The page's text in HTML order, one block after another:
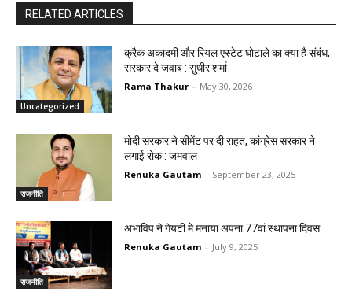
RELATED ARTICLES
Uncategorized
क्रैक अकादमी और रियल एस्टेट घोटाले का क्या है संबंध,
सरकार दे जवाब : सुधीर शर्मा
Rama Thakur - May 30, 2026
राजनीति
मोदी सरकार ने सीमेंट पर दी राहत, कांग्रेस सरकार ने
लगाई रोक : जमवाल
Renuka Gautam - September 23, 2025
राजनीति
अभाविप ने गेयटी मे मनाया अपना 77वां स्थापना दिवस
Renuka Gautam - July 9, 2025